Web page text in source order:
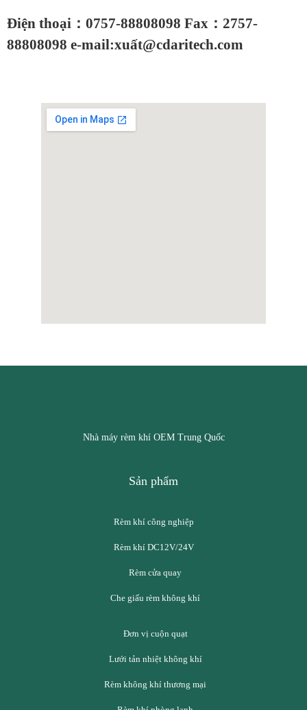
Điện thoại：0757-88808098 Fax：2757-
88808098 e-mail:xuất@cdaritech.com
Nhà máy rèm khí OEM Trung Quốc
Sản phẩm
Rèm khí công nghiệp
Rèm khí DC12V/24V
Rèm cửa quay
Che giấu rèm không khí
Đơn vị cuộn quạt
Lưới tản nhiệt không khí
Rèm không khí thương mại